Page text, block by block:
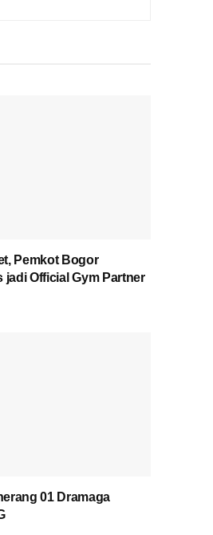
Pemkot Bogor
jadi Official Gym Partner
01 Dramaga